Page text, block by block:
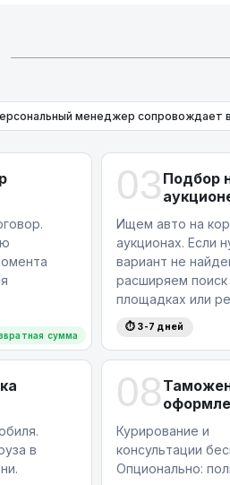
менеджер сопровождает
сумма
03 Подбор
Ищем авто на
аукционах. Если
вариант не
расширяем поиск
площадках или
⏱ 3-7 дней
в
08
Курирование и
консультации
Опционально: